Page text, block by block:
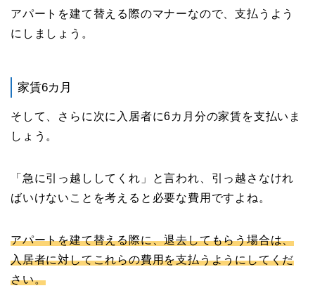
アパートを建て替える際のマナーなので、支払うよう
にしましょう。
家賃6カ月
そして、さらに次に入居者に6カ月分の家賃を支払いま
しょう。
「急に引っ越ししてくれ」と言われ、引っ越さなけれ
ばいけないことを考えると必要な費用ですよね。
アパートを建て替える際に、退去してもらう場合は、
入居者に対してこれらの費用を支払うようにしてくだ
さい。